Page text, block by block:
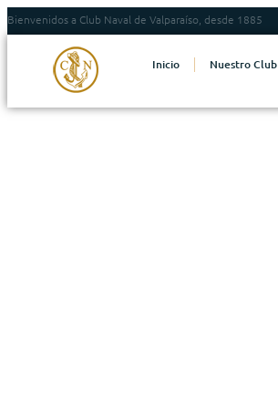
Bienvenidos a Club Naval de Valparaíso, desde 1885
Inicio Nuestro Club